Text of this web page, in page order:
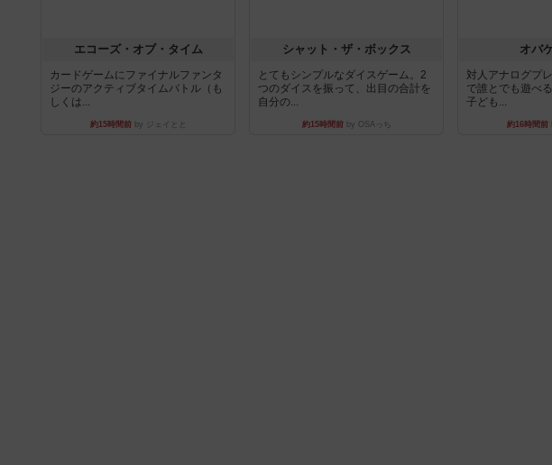
エコーズ・オブ・タイム
カードゲームにファイナルファンタ
ジーのアクティブタイムバトル（も
しくは...
約15時間前by ジェイとと
シャット・ザ・ボックス
とてもシンプルなダイスゲーム。2
つのダイスを振って、出目の合計を
自分の...
約15時間前by OSAっち
オバ
対人アナログプ
で誰とでも遊べ
子ども...
約16時間前